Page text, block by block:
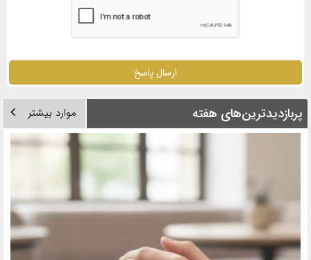
ارسال پاسخ
پربازدیدترین‌های هفته موارد بیشتر